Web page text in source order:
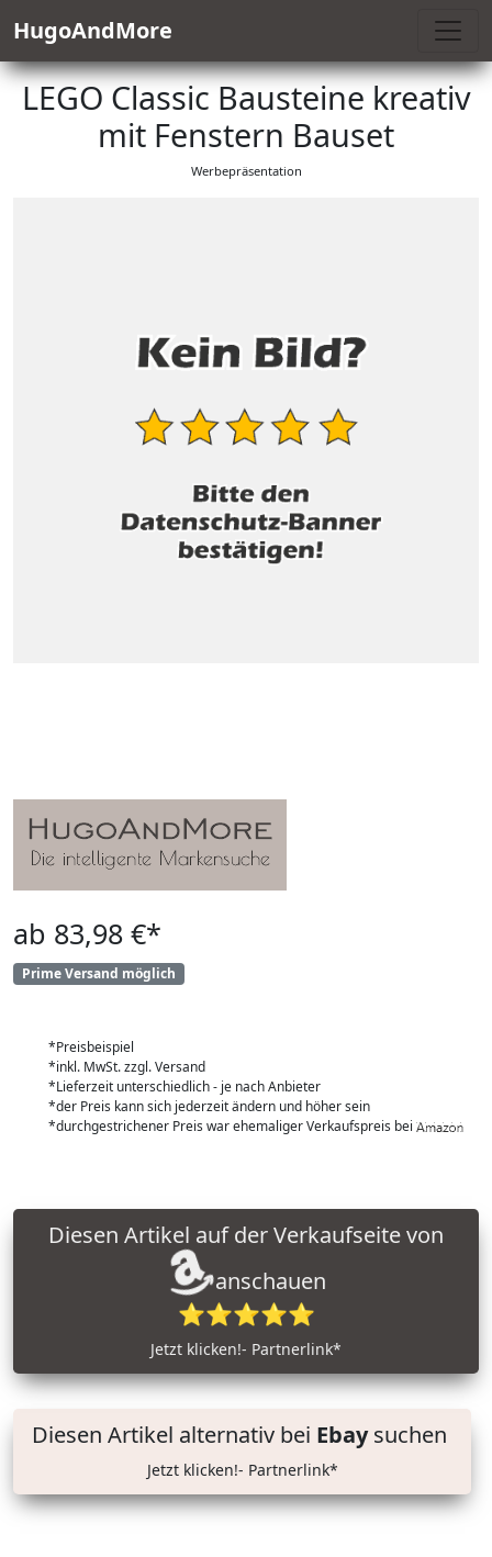
HugoAndMore
LEGO Classic Bausteine kreativ
mit Fenstern Bauset
Werbepräsentation
ab 83,98 €*
Prime Versand möglich
*Preisbeispiel
*inkl. MwSt. zzgl. Versand
*Lieferzeit unterschiedlich - je nach Anbieter
*der Preis kann sich jederzeit ändern und höher sein
*durchgestrichener Preis war ehemaliger Verkaufspreis bei
anschauen
⭐⭐⭐⭐⭐
Jetzt klicken!- Partnerlink*
Diesen Artikel alternativ bei Ebaysuchen
Jetzt klicken!- Partnerlink*